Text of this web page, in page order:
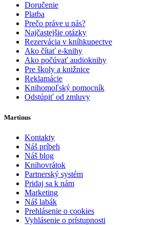
Doručenie
Platba
Prečo práve u nás?
Najčastejšie otázky
Rezervácia v kníhkupectve
Ako čítať e-knihy
Ako počúvať audioknihy
Pre školy a knižnice
Reklamácie
Knihomoľský pomocník
Odstúpiť od zmluvy
Martinus
Kontakty
Náš príbeh
Náš blog
Knihovrátok
Partnerský systém
Pridaj sa k nám
Marketing
Náš labák
Prehlásenie o cookies
Vyhlásenie o prístupnosti